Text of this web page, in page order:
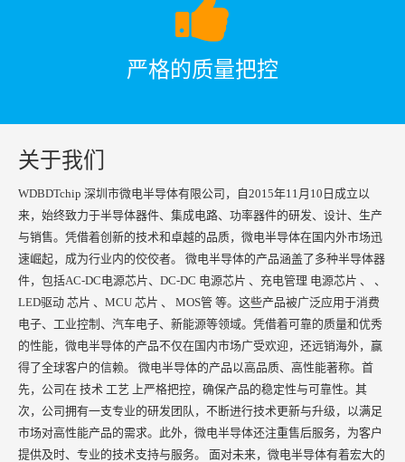
严格的质量把控
关于我们
WDBDTchip 深圳市微电半导体有限公司，自2015年11月10日成立以
来，始终致力于半导体器件、集成电路、功率器件的研发、设计、生产
与销售。凭借着创新的技术和卓越的品质，微电半导体在国内外市场迅
速崛起，成为行业内的佼佼者。 微电半导体的产品涵盖了多种半导体器
件，包括AC-DC电源芯片、DC-DC 电源芯片 、充电管理 电源芯片 、 、
LED驱动 芯片 、MCU 芯片 、 MOS管 等。这些产品被广泛应用于消费
电子、工业控制、汽车电子、新能源等领域。凭借着可靠的质量和优秀
的性能，微电半导体的产品不仅在国内市场广受欢迎，还远销海外，赢
得了全球客户的信赖。 微电半导体的产品以高品质、高性能著称。首
先，公司在 技术 工艺 上严格把控，确保产品的稳定性与可靠性。其
次，公司拥有一支专业的研发团队，不断进行技术更新与升级，以满足
市场对高性能产品的需求。此外，微电半导体还注重售后服务，为客户
提供及时、专业的技术支持与服务。 面对未来，微电半导体有着宏大的